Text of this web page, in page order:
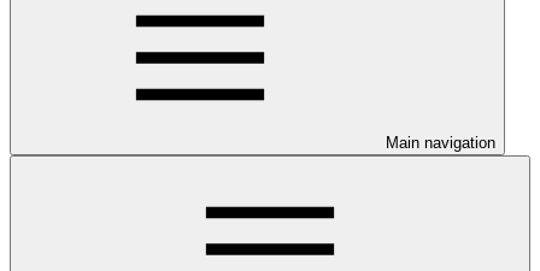
Main navigation